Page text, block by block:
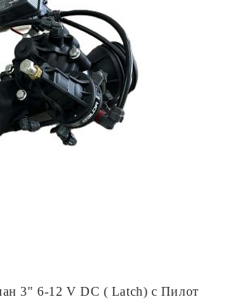
3" 6-12 V DC ( Latch) с Пилот